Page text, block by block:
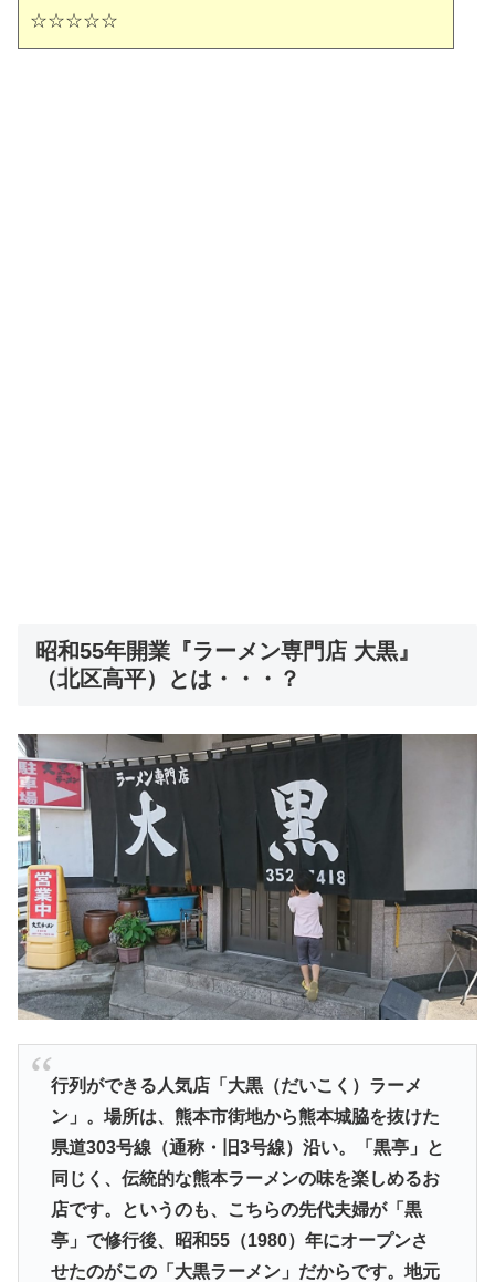
☆☆☆☆☆
昭和55年開業『ラーメン専門店 大黒』
（北区高平）とは・・・？
行列ができる人気店「大黒（だいこく）ラーメ
ン」。場所は、熊本市街地から熊本城脇を抜けた
県道303号線（通称・旧3号線）沿い。「黒亭」と
同じく、伝統的な熊本ラーメンの味を楽しめるお
店です。というのも、こちらの先代夫婦が「黒
亭」で修行後、昭和55（1980）年にオープンさ
せたのがこの「大黒ラーメン」だからです。地元